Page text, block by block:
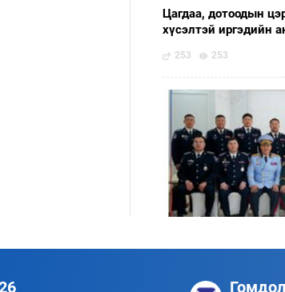
Цагдаа, дотоодын
хүсэлтэй иргэдийн
253 253
Цэргийн дээд цол
253 253